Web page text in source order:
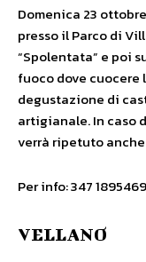
Domenica 23
presso il Parco di
“Spolentata” e poi
fuoco dove cuocere
degustazione di
artigianale. In caso
verrà ripetuto
Per info: 347
VELLANO